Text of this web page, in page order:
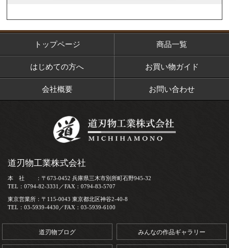
トップページ 商品一覧
はじめての方へ お買い物ガイド
会社概要 お問い合わせ
道刃物工業株式会社
本 社 ：〒673-0452 兵庫県三木市別所町石野945-32
TEL：0794-82-3331／FAX：0794-83-5707
東京営業所：〒115-0043 東京都北区神谷2-40-8
TEL：03-5939-4430／FAX：03-5939-6100
道刃物ブログ みんなの作品ギャラリー